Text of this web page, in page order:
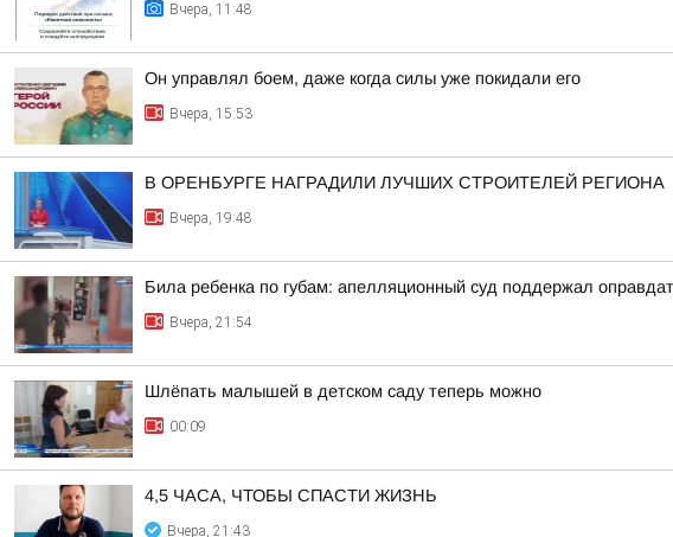
Вчера, 11:48
Он управлял боем, даже когда силы уже покидали его
Вчера, 15:53
В ОРЕНБУРГЕ НАГРАДИЛИ ЛУЧШИХ СТРОИТЕЛЕЙ РЕГИОНА
Вчера, 19:48
Била ребенка по губам: апелляционный суд поддержал
Вчера, 21:54
Шлёпать малышей в детском саду теперь можно
00:09
4,5 ЧАСА, ЧТОБЫ СПАСТИ ЖИЗНЬ
Вчера, 21:43